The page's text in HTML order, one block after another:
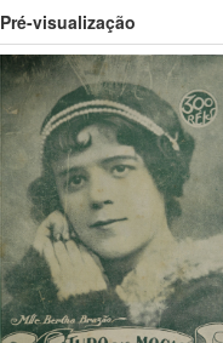
Pré-visualização